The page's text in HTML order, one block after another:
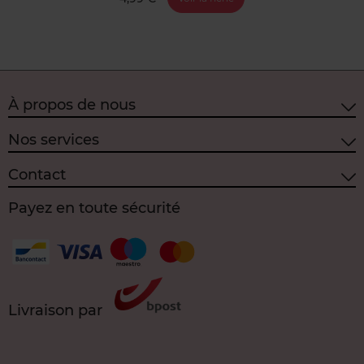
À propos de nous
Nos services
Contact
Payez en toute sécurité
Livraison par